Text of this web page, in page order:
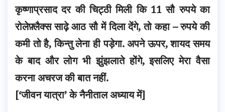
कृष्णाप्रसाद दर की चिट्ठी मिली कि 11 सौ रुपये का
रोलेफ़्लैक्स साढ़े आठ सौ में दिला देंगे, तो कहा – रुपये की
कमी तो है, किन्तु लेना ही पड़ेगा. अपने ऊपर, शायद समय
के बाद और लोग भी झुंझलाते होंगे, इसलिए मेरा वैसा
करना अचरज की बात नहीं.
[‘जीवन यात्रा’ के नैनीताल अध्याय में]